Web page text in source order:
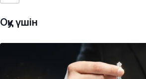
Оқу үшін